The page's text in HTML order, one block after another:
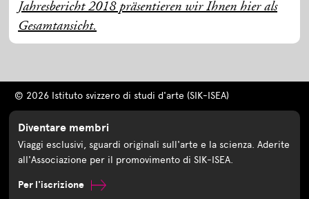
Jahresbericht 2018 präsentieren wir Ihnen hier als
Gesamtansicht.
© 2026 Istituto svizzero di studi d'arte (SIK-ISEA)
Diventare membri
Viaggi esclusivi, sguardi originali sull'arte e la scienza. Aderite
all'Associazione per il promovimento di SIK-ISEA.
Per l'iscrizione